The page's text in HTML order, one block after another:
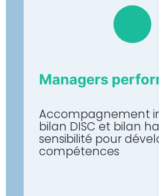
Managers
Accompagnement
bilan DISC et bilan
sensibilité pour
compétences